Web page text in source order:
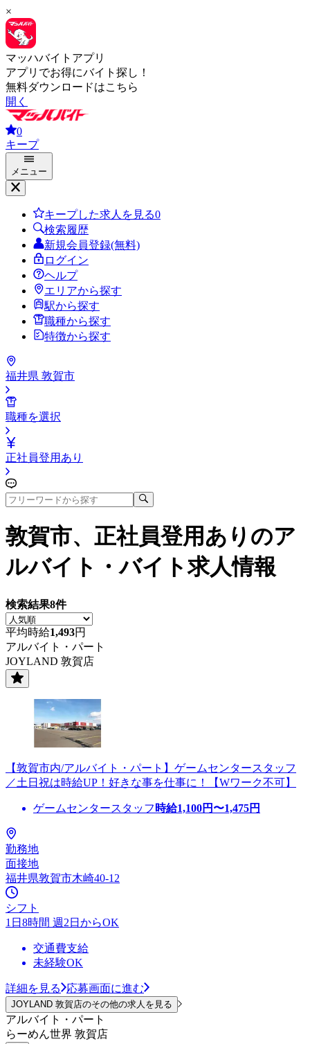
×
マッハバイトアプリ
アプリでお得にバイト探し！
無料ダウンロードはこちら
開く
0
キープ
メニュー
キープした求人を見る0
検索履歴
新規会員登録(無料)
ログイン
ヘルプ
エリアから探す
駅から探す
職種から探す
特徴から探す
福井県 敦賀市
職種を選択
正社員登用あり
敦賀市、正社員登用あり のア
ルバイト・バイト求人情報
検索結果8件
平均時給1,493円
アルバイト・パート
JOYLAND 敦賀店
【敦賀市内/アルバイト・パート】ゲームセンタースタッフ
／土日祝は時給UP！好きな事を仕事に！【Wワーク不可】
ゲームセンタースタッフ 時給1,100円〜1,475円
勤務地
面接地
福井県敦賀市木崎40-12
シフト
1日8時間 週2日からOK
交通費支給
未経験OK
詳細を見る 応募画面に進む
JOYLAND 敦賀店のその他の求人を見る
アルバイト・パート
らーめん世界 敦賀店